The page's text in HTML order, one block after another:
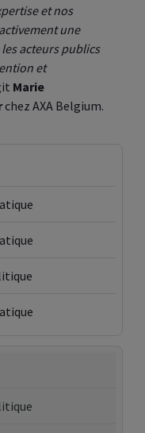
et nos
une
acteurs publics
et
Marie
chez AXA Belgium.